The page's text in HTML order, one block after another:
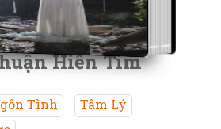
Hiến Tim
Tình
Tâm Lý